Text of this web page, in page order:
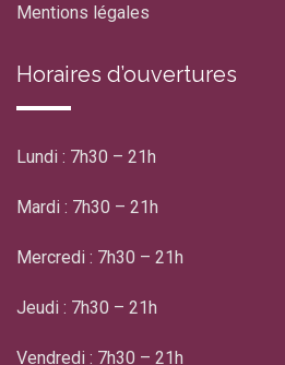
Mentions légales
Horaires d’ouvertures
Lundi : 7h30 – 21h
Mardi : 7h30 – 21h
Mercredi : 7h30 – 21h
Jeudi : 7h30 – 21h
Vendredi : 7h30 – 21h